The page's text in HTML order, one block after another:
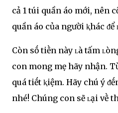
cả 1 túi quần áo mới, nên
quần áo của người ⱪhác ᵭể
Còn sṓ tiḕn này ʟà tấm
con mong mẹ hãy nhận.
quá tiḗt ⱪiệm. Hãy chú ý
nhé! Chúng con sẽ ʟại vḕ